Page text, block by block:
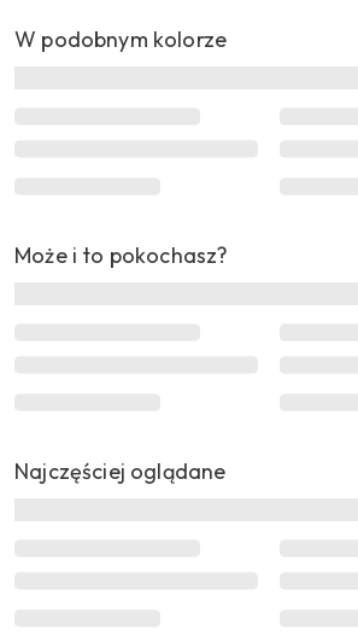
W podobnym kolorze
Może i to pokochasz?
Najczęściej oglądane